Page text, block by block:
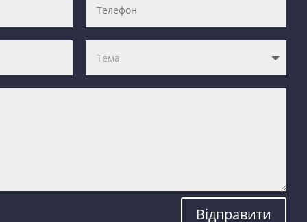
Відправити